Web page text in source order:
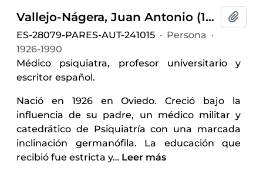
Vallejo-Nágera, Juan Antonio (1926-1990)
ES-28079-PARES-AUT-241015 · Persona ·
1926-1990
Médico psiquiatra, profesor universitario y
escritor español.
Nació en 1926 en Oviedo. Creció bajo la
influencia de su padre, un médico militar y
catedrático de Psiquiatría con una marcada
inclinación germanófila. La educación que
recibió fue estricta y… Leer más